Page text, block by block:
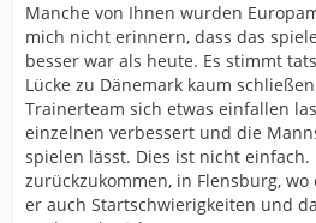
Manche von Ihnen wurden
mich nicht erinnern, dass das
besser war als heute. Es stimmt
Lücke zu Dänemark kaum
Trainerteam sich etwas einfallen
einzelnen verbessert und die
spielen lässt. Dies ist nicht einfach.
zurückzukommen, in Flensburg,
er auch Startschwierigkeiten und